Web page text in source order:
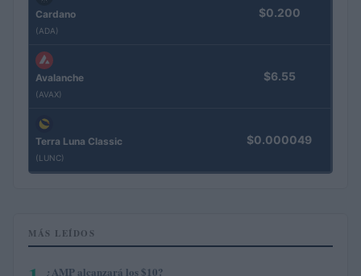
Cardano
(ADA)
$0.200
Avalanche
(AVAX)
$6.55
Terra Luna Classic
(LUNC)
$0.000049
MÁS LEÍDOS
¿AMP alcanzará los $10?